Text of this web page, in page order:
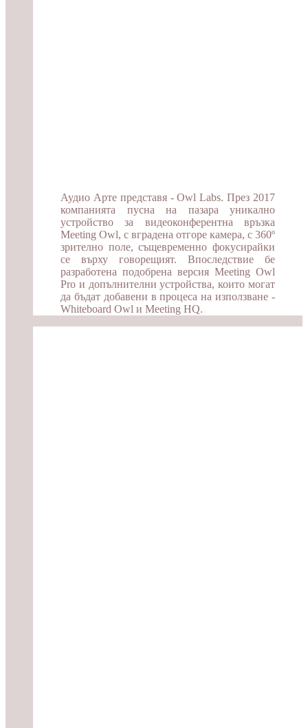
Аудио Арте представя - Owl Labs. През 2017
компанията пусна на пазара уникално
устройство за видеоконферентна връзка
Meeting Owl, с вградена отгоре камера, с 360º
зрително поле, същевременно фокусирайки
се върху говорещият. Впоследствие бе
разработена подобрена версия Meeting Owl
Pro и допълнителни устройства, които могат
да бъдат добавени в процеса на използване -
Whiteboard Owl и Meeting HQ.